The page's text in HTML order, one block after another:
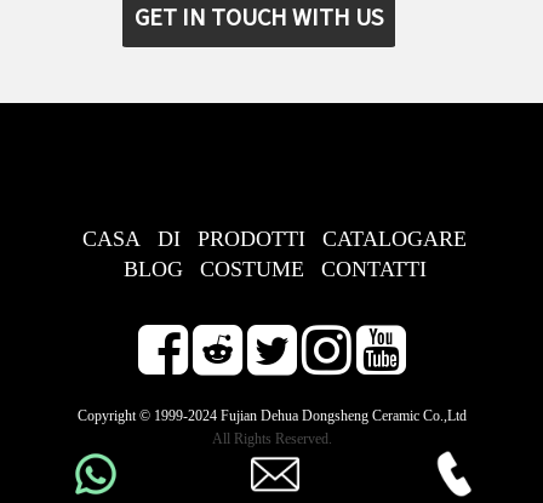
GET IN TOUCH WITH US
CASA DI PRODOTTI
CATALOGARE
BLOG
COSTUME CONTATTI
Copyright © 1999-2024 Fujian Dehua Dongsheng Ceramic Co.,Ltd
All Rights Reserved.